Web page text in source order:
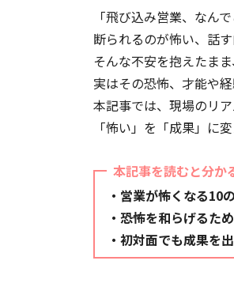
「飛び込み営業、なん
断られるのが怖い、話
そんな不安を抱えたま
実はその恐怖、才能や
本記事では、現場のリ
「怖い」を「成果」に
本記事を読むと分か
・営業が怖くなる10
・恐怖を和らげるた
・初対面でも成果を